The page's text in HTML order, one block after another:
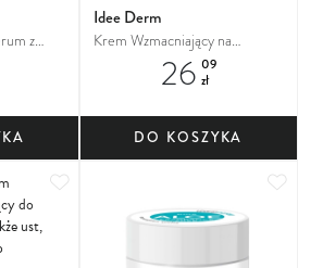
z
suchej i
Idee Derm
Krem Wzmacniający na
naczynka z trokserutyną do
codziennej pielęgnacji skóry
zaczerwienionej, z widocznymi
naczynkami i wrażliwej
26 09
zł
DO KOSZYKA